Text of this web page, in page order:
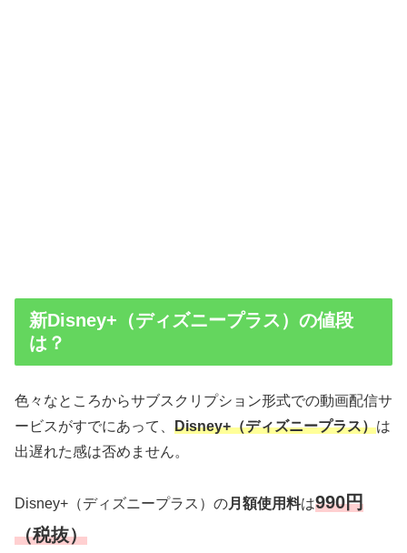
新Disney+（ディズニープラス）の値段
は？
色々なところからサブスクリプション形式での動画配信サ
ービスがすでにあって、 Disney+（ディズニープラス）は
出遅れた感は否めません。
Disney+（ディズニープラス）の月額使用料は990円
（税抜）